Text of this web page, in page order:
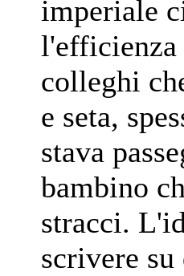
imperiale
l'efficienza
colleghi
e seta,
stava
bambino
stracci.
scrivere su